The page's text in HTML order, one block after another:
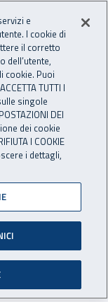
Apri cerca
a La
e ricchi di
e
I cookie di
il corretto
dell’utente,
cookie. Puoi
TUTTI I
singole
DEI
dei cookie
I COOKIE
i dettagli,